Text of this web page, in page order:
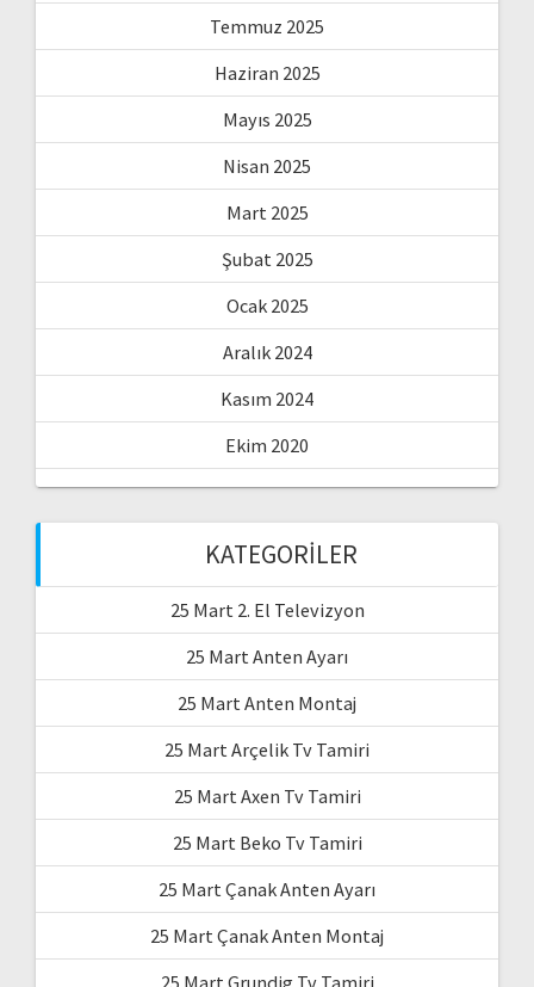
Temmuz 2025
Haziran 2025
Mayıs 2025
Nisan 2025
Mart 2025
Şubat 2025
Ocak 2025
Aralık 2024
Kasım 2024
Ekim 2020
KATEGORILER
25 Mart 2. El Televizyon
25 Mart Anten Ayarı
25 Mart Anten Montaj
25 Mart Arçelik Tv Tamiri
25 Mart Axen Tv Tamiri
25 Mart Beko Tv Tamiri
25 Mart Çanak Anten Ayarı
25 Mart Çanak Anten Montaj